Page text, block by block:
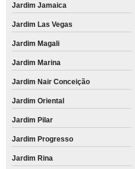
Jardim Jamaica
Jardim Las Vegas
Jardim Magali
Jardim Marina
Jardim Nair Conceição
Jardim Oriental
Jardim Pilar
Jardim Progresso
Jardim Rina